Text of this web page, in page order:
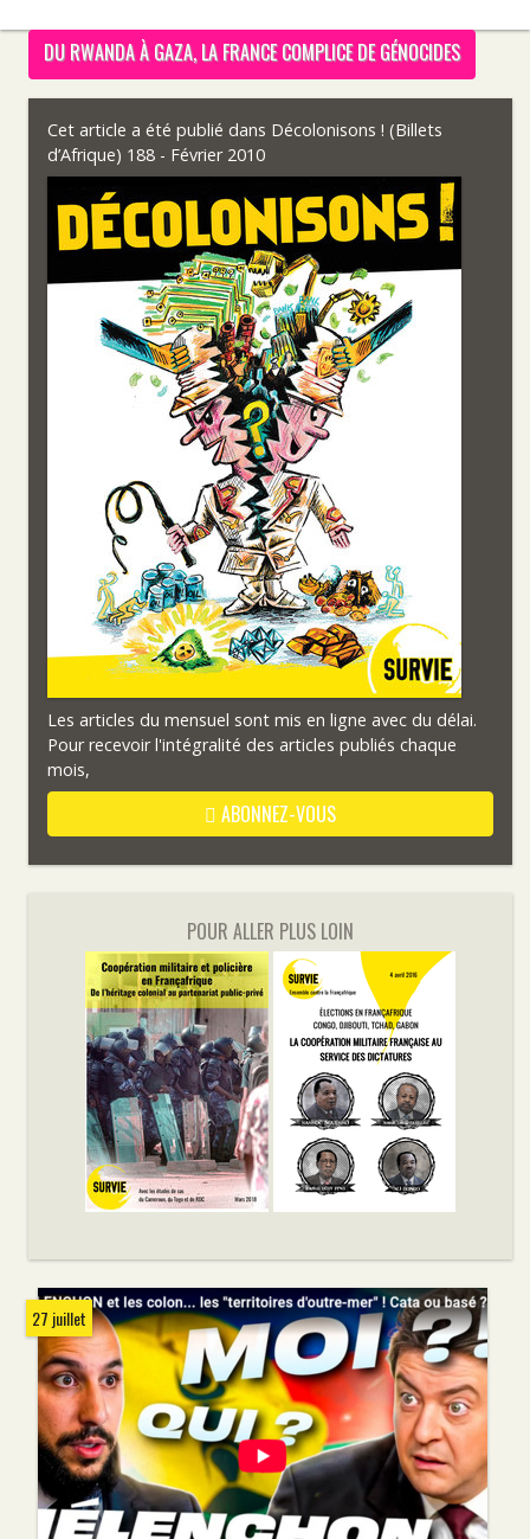
DU RWANDA À GAZA, LA FRANCE COMPLICE DE GÉNOCIDES
Cet article a été publié dans Décolonisons ! (Billets
d’Afrique) 188 - Février 2010
Les articles du mensuel sont mis en ligne avec du délai.
Pour recevoir l'intégralité des articles publiés chaque
mois,
ABONNEZ-VOUS
POUR ALLER PLUS LOIN
27 juillet